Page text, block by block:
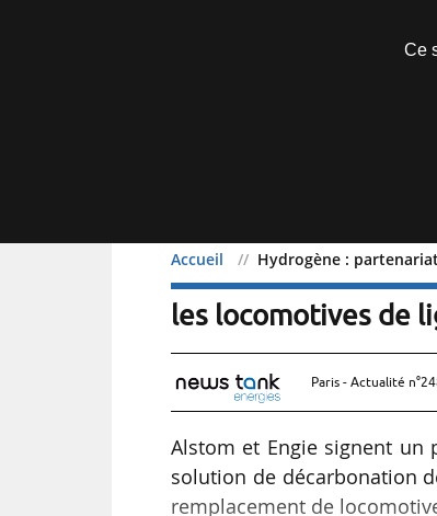
Accueil Hydrogène :
Hydrogène :
les locomotives de
Paris - Actualité
Alstom et Engie signent
solution de décarbonation
remplacement de
Ce